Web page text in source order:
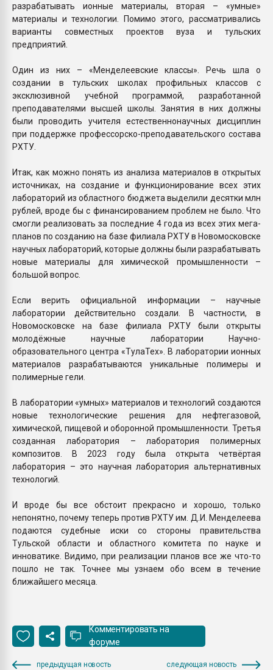
разрабатывать ионные материалы, вторая – «умные»
материалы и технологии. Помимо этого, рассматривались
варианты совместных проектов вуза и тульских
предприятий.
Один из них – «Менделеевские классы». Речь шла о
создании в тульских школах профильных классов с
эксклюзивной учебной программой, разработанной
преподавателями высшей школы. Занятия в них должны
были проводить учителя естественнонаучных дисциплин
при поддержке профессорско-преподавательского состава
РХТУ.
Итак, как можно понять из анализа материалов в открытых
источниках, на создание и функционирование всех этих
лабораторий из областного бюджета выделили десятки млн
рублей, вроде бы с финансированием проблем не было. Что
смогли реализовать за последние 4 года из всех этих мега-
планов по созданию на базе филиала РХТУ в Новомосковске
научных лабораторий, которые должны были разрабатывать
новые материалы для химической промышленности –
большой вопрос.
Если верить официальной информации – научные
лаборатории действительно создали. В частности, в
Новомосковске на базе филиала РХТУ были открыты
молодёжные научные лаборатории Научно-
образовательного центра «ТулаТех». В лаборатории ионных
материалов разрабатываются уникальные полимеры и
полимерные гели.
В лаборатории «умных» материалов и технологий создаются
новые технологические решения для нефтегазовой,
химической, пищевой и оборонной промышленности. Третья
созданная лаборатория – лаборатория полимерных
композитов. В 2023 году была открыта четвёртая
лаборатория – это научная лаборатория альтернативных
технологий.
И вроде бы все обстоит прекрасно и хорошо, только
непонятно, почему теперь против РХТУ им. Д.И. Менделеева
подаются судебные иски со стороны правительства
Тульской области и областного комитета по науке и
инноватике. Видимо, при реализации планов все же что-то
пошло не так. Точнее мы узнаем обо всем в течение
ближайшего месяца.
Комментировать на
форуме
предыдущая новость следующая новость